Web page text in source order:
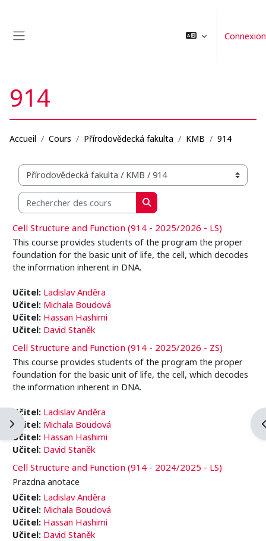
Connexion
Ouvrir le tiroir des blocs
914
Accueil Cours Přírodovědecká fakulta KMB 914
Catégories de cours
Rechercher des cours
Rechercher des cours
Cell Structure and Function (914 - 2025/2026 - LS)
This course provides students of the program the proper
foundation for the basic unit of life, the cell, which decodes
the information inherent in DNA.
Učitel: Ladislav Anděra
Učitel: Michala Boudová
Učitel: Hassan Hashimi
Učitel: David Staněk
Cell Structure and Function (914 - 2025/2026 - ZS)
This course provides students of the program the proper
foundation for the basic unit of life, the cell, which decodes
the information inherent in DNA.
Učitel: Ladislav Anděra
Učitel: Michala Boudová
Učitel: Hassan Hashimi
Učitel: David Staněk
Cell Structure and Function (914 - 2024/2025 - LS)
Prazdna anotace
Učitel: Ladislav Anděra
Učitel: Michala Boudová
Učitel: Hassan Hashimi
Učitel: David Staněk